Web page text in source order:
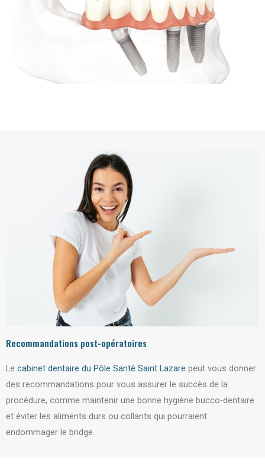
Recommandations post-opératoires
Le cabinet dentaire du Pôle Santé Saint Lazare peut vous donner
des recommandations pour vous assurer le succès de la
procédure, comme maintenir une bonne hygiène bucco-dentaire
et éviter les aliments durs ou collants qui pourraient
endommager le bridge.